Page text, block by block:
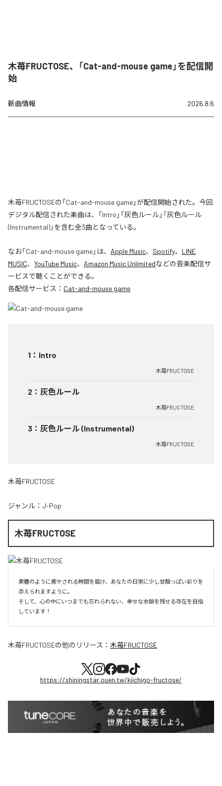
木苺FRUCTOSE、「Cat-and-mouse game」を配信開
始
新曲情報 2026.8.6
木苺FRUCTOSEの「Cat-and-mouse game」が配信開始された。今回
デジタル配信された楽曲は、「Intro」「灰色ルール」「灰色ルール
(Instrumental)」を含む全3曲となっている。
なお「Cat-and-mouse game」は、 Apple Music、 Spotify、 LINE
MUSIC、 YouTube Music、 Amazon Music Unlimitedなどの音楽配信サ
ービスで聴くことができる。
各配信サービス： Cat-and-mouse game
1 ： Intro
木苺FRUCTOSE
2 ： 灰色ルール
木苺FRUCTOSE
3 ： 灰色ルール (Instrumental)
木苺FRUCTOSE
木苺FRUCTOSE
ジャンル： J-Pop
木苺FRUCTOSE
果糖のように癒やされる時間を届け、あなたの日常に少し甘酸っぱい彩りを
添えられますように。
そして、心の中にいつまでも忘れられない、幸せな余韻を残せる存在を目指
しています！
木苺FRUCTOSEの他のリリース： 木苺FRUCTOSE
https://shiningstar.ouen.tw/kiichigo-fructose/